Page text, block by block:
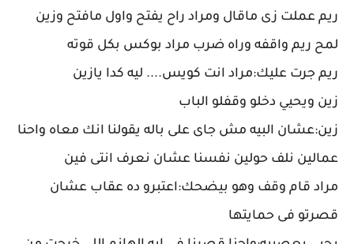
ريم عملت زى ماقال ومراد راح يفتح واول مافتح وزين
لمح ريم واقفه وراه ضرب مراد بوكس بكل قوته
ريم جرت عليك:مراد انت كويس.... ليه كدا يازين
زين ويحيي دخلو وقفلو الباب
زين:عشان البيه مش جاى على باله يقولنا انك معاه واحنا
عمالين نلف حولين نفسنا عشان نعرف انتى فين
مراد قام وقف وهو بيضحك:اعتبرو ده عقاب عشان
قصرتو فى حمايتها